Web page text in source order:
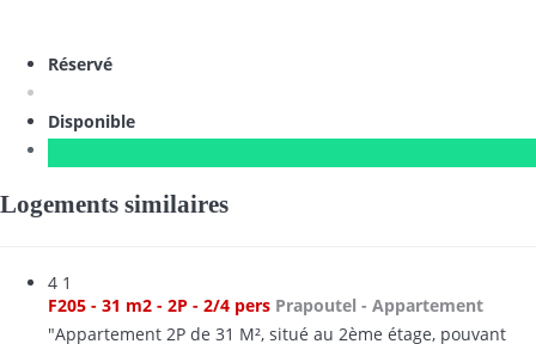
Réservé
Disponible
Logements similaires
4 1
F205 - 31 m2 - 2P - 2/4 pers Prapoutel - Appartement